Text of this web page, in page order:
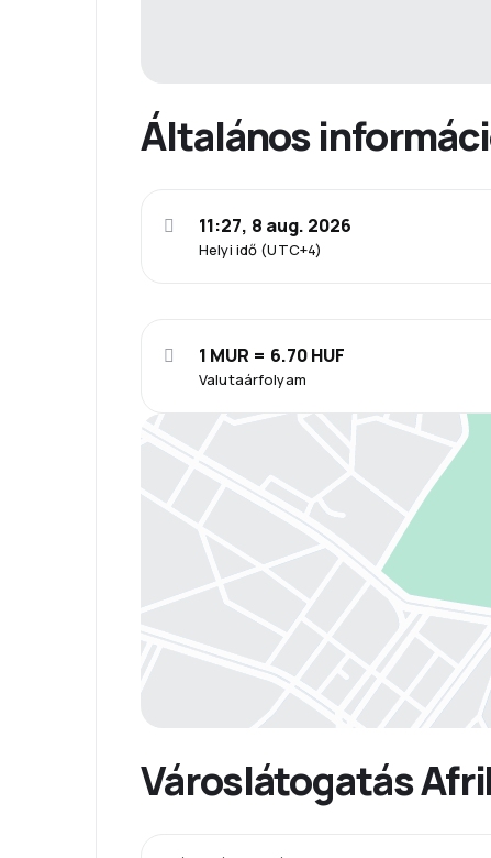
Általános
Helyi idő (UTC+4)
11:27, 8 aug. 2026
Valutaárfolyam
1 MUR = 6.70 HUF
Városlátogatás